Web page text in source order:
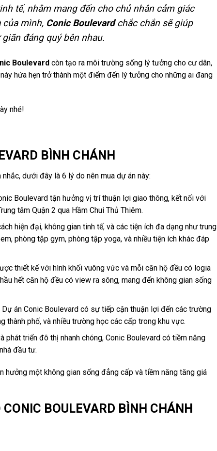
tế, nhằm mang đến cho chủ nhân cảm giác
của mình, Conic Boulevardchắc chắn sẽgiúp
đáng quý bên nhau.
Boulevard còn tạo ra môi trường sống lý tưởng cho cư dân,
hứa hẹn trở thành một điểm đến lý tưởng cho những ai đang
nhé!
BÌNH CHÁNH
dưới đây là 6 lý do nên mua dự án này:
Boulevard tận hưởng vị trí thuận lợi giao thông, kết nối với
tâm Quận 2 qua Hầm Chui Thủ Thiêm.
hiện đại, không gian tinh tế, và các tiện ích đa dạng như trung
phòng tập gym, phòng tập yoga, và nhiều tiện ích khác đáp
thiết kế với hình khối vuông vức và mỗi căn hộ đều có logia
hết căn hộ đều có view ra sông, mang đến không gian sống
Dự án Conic Boulevard có sự tiếp cận thuận lợi đến các trường
thành phố, và nhiều trường học các cấp trong khu vực.
triển đô thị nhanh chóng, Conic Boulevard có tiềm năng
đầu tư.
hưởng một không gian sống đẳng cấp và tiềm năng tăng giá
BOULEVARD BÌNH CHÁNH